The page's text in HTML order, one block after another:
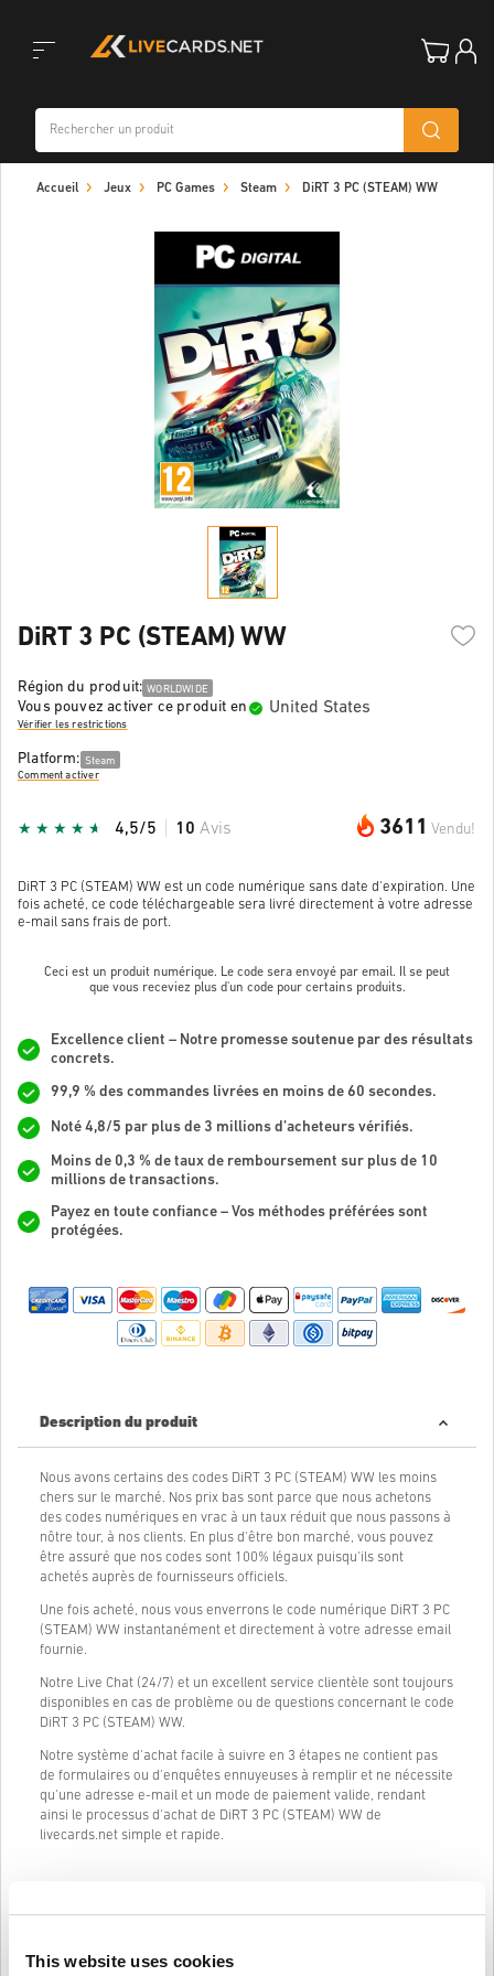
This website uses cookies
Accueil Jeux PC Games Steam DiRT 3 PC (STEAM) WW
DiRT 3 PC (STEAM) WW
Région du produit: WORLDWIDE
Vous pouvez activer ce produit en United States
Vérifier les restrictions
Platform: Steam
Comment activer
3611 Vendu!
4,5/5 10 Avis
DiRT 3 PC (STEAM) WW est un code numérique sans date d'expiration. Une
fois acheté, ce code téléchargeable sera livré directement à votre adresse
e-mail sans frais de port.
Ceci est un produit numérique. Le code sera envoyé par email. Il se peut
que vous receviez plus d'un code pour certains produits.
Excellence client – Notre promesse soutenue par des résultats
concrets.
99,9 % des commandes livrées en moins de 60 secondes.
Noté 4,8/5 par plus de 3 millions d’acheteurs vérifiés.
Moins de 0,3 % de taux de remboursement sur plus de 10
millions de transactions.
Payez en toute confiance – Vos méthodes préférées sont
protégées.
Description du produit
Nous avons certains des codes DiRT 3 PC (STEAM) WW les moins
chers sur le marché. Nos prix bas sont parce que nous achetons
des codes numériques en vrac à un taux réduit que nous passons à
nôtre tour, à nos clients. En plus d'être bon marché, vous pouvez
être assuré que nos codes sont 100% légaux puisqu'ils sont
achetés auprès de fournisseurs officiels.
Une fois acheté, nous vous enverrons le code numérique DiRT 3 PC
(STEAM) WW instantanément et directement à votre adresse email
fournie.
Notre Live Chat (24/7) et un excellent service clientèle sont toujours
disponibles en cas de problème ou de questions concernant le code
DiRT 3 PC (STEAM) WW.
Notre système d'achat facile à suivre en 3 étapes ne contient pas
de formulaires ou d'enquêtes ennuyeuses à remplir et ne nécessite
qu'une adresse e-mail et un mode de paiement valide, rendant
ainsi le processus d'achat de DiRT 3 PC (STEAM) WW de
livecards.net simple et rapide.
Nouveau sur Livecards.net ? Acheter des codes numériques est
Avertissement